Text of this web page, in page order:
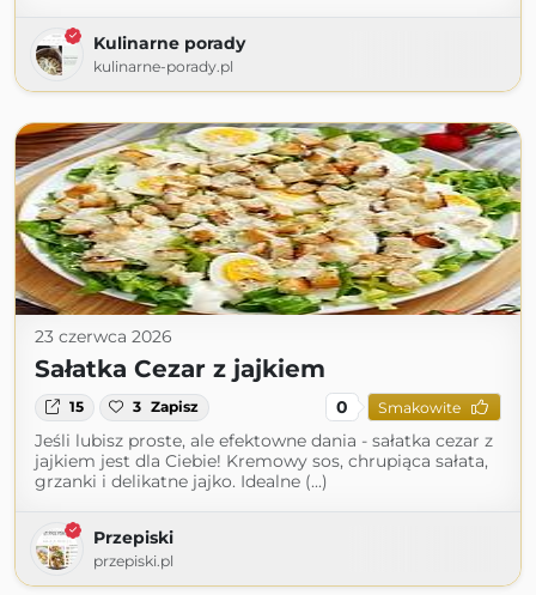
Kulinarne porady
kulinarne-porady.pl
23 czerwca 2026
Sałatka Cezar z jajkiem
15 3 Zapisz 0 Smakowite
Jeśli lubisz proste, ale efektowne dania - sałatka cezar z
jajkiem jest dla Ciebie! Kremowy sos, chrupiąca sałata,
grzanki i delikatne jajko. Idealne (...)
Przepiski
przepiski.pl